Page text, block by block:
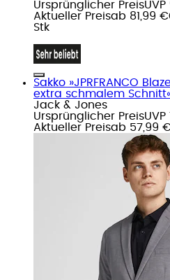
Ursprünglicher Preis
Aktueller Preisab 81,99 €
Stk
Sakko »JPRFRANCO
extra schmalem Schnitt«
Jack & Jones
Ursprünglicher Preis
Aktueller Preisab 57,99